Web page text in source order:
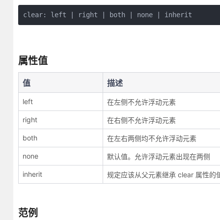
clear: left | right | both | none | inherit
属性值
值 描述
left 在左侧不允许浮动元素
right 在右侧不允许浮动元素
both 在左右两侧均不允许浮动元素
none 默认值。允许浮动元素出现在两侧
inherit 规定应该从父元素继承 clear 属性的
范例